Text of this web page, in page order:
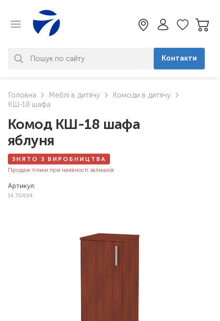
знайдено. Уточніть свій запит
Контакти
Головна Меблі в дитячу
Комоди в дитячу
КШ-18 шафа
Комод КШ-18 шафа
яблуня
ЗНЯТО З ВИРОБНИЦТВА
Продаж тільки при наявності залишків
Артикул:
14.70494